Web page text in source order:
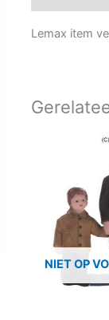
Lemax item
NIET OP